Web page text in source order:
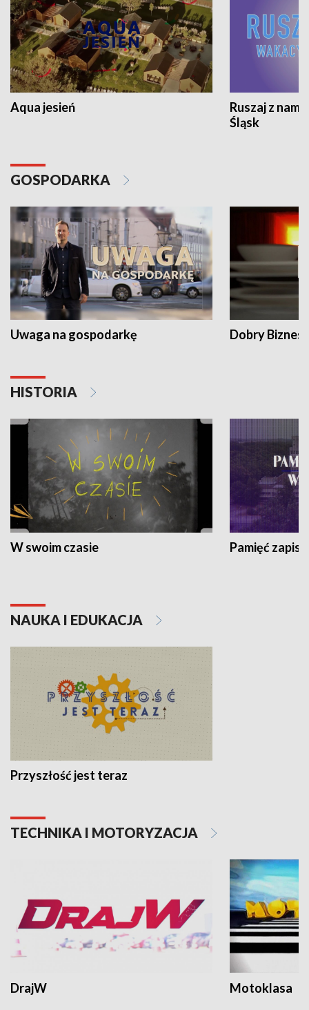
Aqua jesień
Ruszaj z
Śląsk
GOSPODARKA
Uwaga na gospodarkę Dobry Biznes
HISTORIA
W swoim czasie Pamięć
NAUKA I EDUKACJA
Przyszłość jest teraz
TECHNIKA I MOTORYZACJA
DrajW Motoklasa